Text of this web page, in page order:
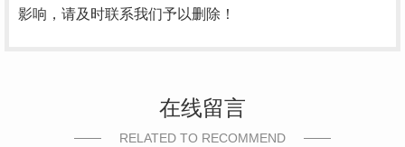
影响，请及时联系我们予以删除！
在线留言
RELATED TO RECOMMEND